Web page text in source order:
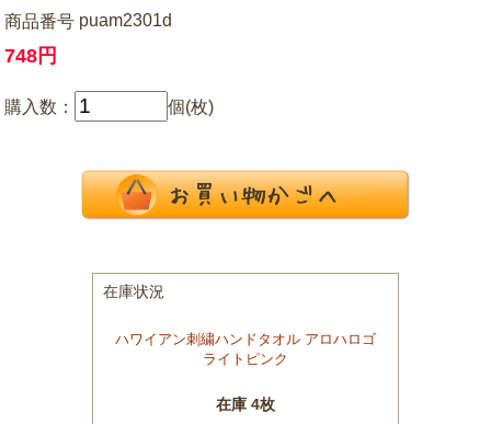
商品番号 puam2301d
748円
購入数： 個(枚)